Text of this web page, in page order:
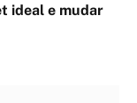
ideal e mudar